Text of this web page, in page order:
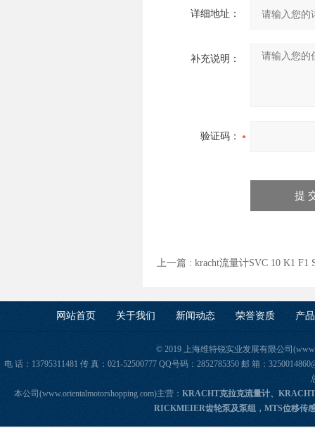
详细地址：
补充说明：
验证码：
上一篇 : kracht流量计SVC 10 K1 F1
网站首页 关于我们 新闻动态 荣誉资质 产
© 2019 上海维特锐实业发展有限公司
电 话：13795311481 传 真：021-52500777 QQ号码：2852785350 邮 箱：
本公司(www.orientalmotorshopping.com)主营： KRACHT克拉克流量计、
RICKMEIER齿轮泵及泵组，MTS位移传